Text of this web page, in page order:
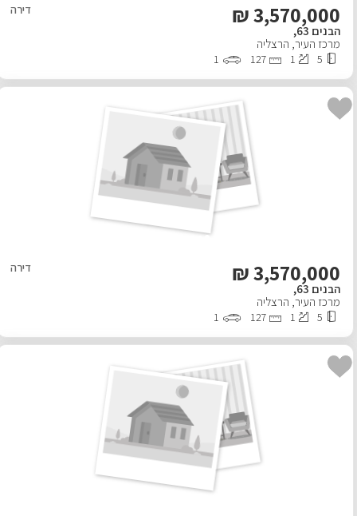
3,570,000
₪ דירה
הבנים 63,
מרכז העיר, הרצליה
5
1
127
1
3,570,000
₪ דירה
הבנים 63,
מרכז העיר, הרצליה
5
1
127
1